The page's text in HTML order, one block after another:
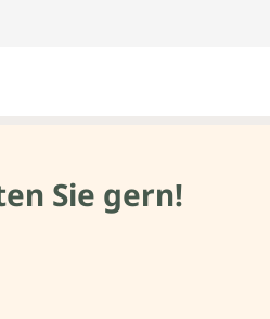
Sie gern!